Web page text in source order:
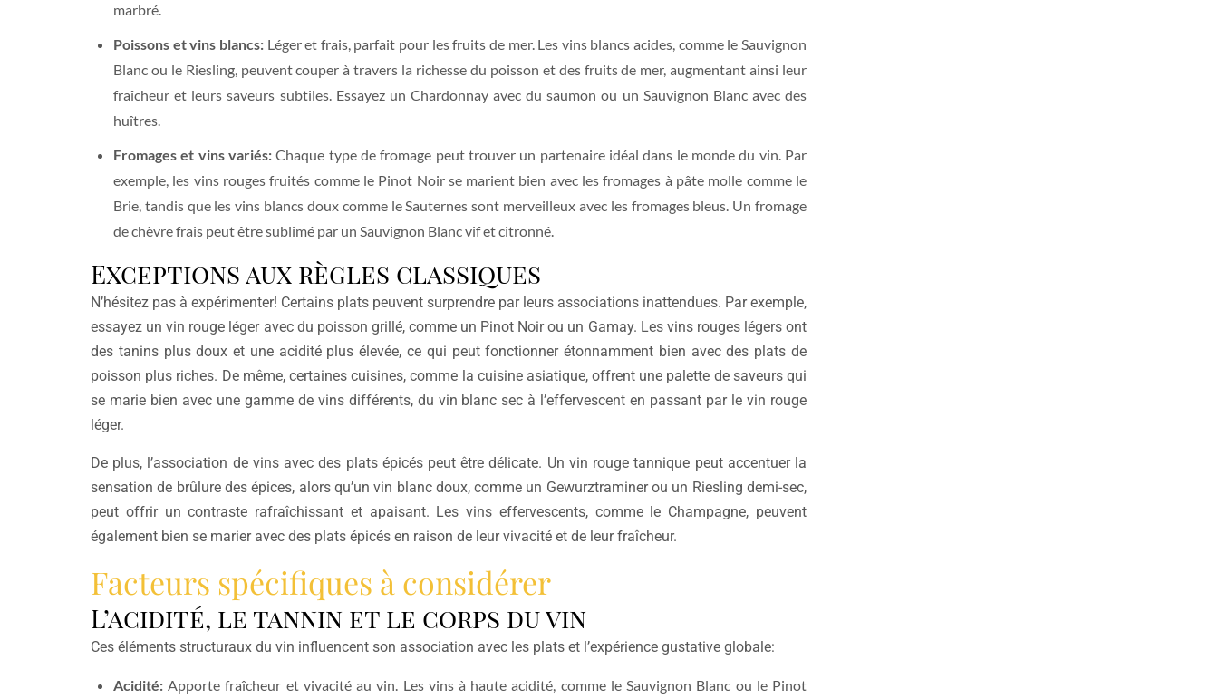
marbré.
Poissons et vins blancs:Léger et frais, parfait pour les fruits de mer. Les vins blancs acides, comme le Sauvignon
Blanc ou le Riesling, peuvent couper à travers la richesse du poisson et des fruits de mer, augmentant ainsi leur
fraîcheur et leurs saveurs subtiles. Essayez un Chardonnay avec du saumon ou un Sauvignon Blanc avec des
huîtres.
Fromages et vins variés: Chaque type de fromage peut trouver un partenaire idéal dans le monde du vin. Par
exemple, les vins rouges fruités comme le Pinot Noir se marient bien avec les fromages à pâte molle comme le
Brie, tandis que les vins blancs doux comme le Sauternes sont merveilleux avec les fromages bleus. Un fromage
de chèvre frais peut être sublimé par un Sauvignon Blanc vif et citronné.
Exceptions aux règles classiques
N’hésitez pas à expérimenter! Certains plats peuvent surprendre par leurs associations inattendues. Par exemple,
essayez un vin rouge léger avec du poisson grillé, comme un Pinot Noir ou un Gamay. Les vins rouges légers ont
des tanins plus doux et une acidité plus élevée, ce qui peut fonctionner étonnamment bien avec des plats de
poisson plus riches. De même, certaines cuisines, comme la cuisine asiatique, offrent une palette de saveurs qui
se marie bien avec une gamme de vins différents, du vin blanc sec à l’effervescent en passant par le vin rouge
léger.
De plus, l’association de vins avec des plats épicés peut être délicate. Un vin rouge tannique peut accentuer la
sensation de brûlure des épices, alors qu’un vin blanc doux, comme un Gewurztraminer ou un Riesling demi-sec,
peut offrir un contraste rafraîchissant et apaisant. Les vins effervescents, comme le Champagne, peuvent
également bien se marier avec des plats épicés en raison de leur vivacité et de leur fraîcheur.
Facteurs spécifiques à considérer
L’acidité, le tannin et le corps du vin
Ces éléments structuraux du vin influencent son association avec les plats et l’expérience gustative globale:
Acidité: Apporte fraîcheur et vivacité au vin. Les vins à haute acidité, comme le Sauvignon Blanc ou le Pinot